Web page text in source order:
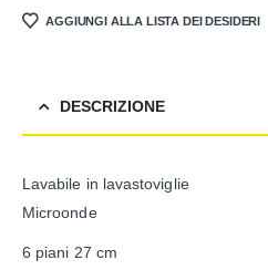
AGGIUNGI ALLA LISTA DEI DESIDERI
DESCRIZIONE
Lavabile in lavastoviglie
Microonde
6 piani 27 cm